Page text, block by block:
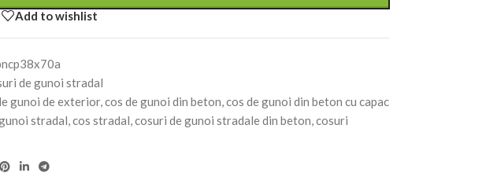
Add to wishlist
de gunoi stradal
gunoi de exterior,cos de gunoi din beton,cos de gunoi din beton cu capac
stradal,cos stradal,cosuri de gunoi stradale din beton,cosuri